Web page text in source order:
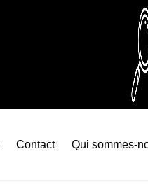
Contact Qui sommes-